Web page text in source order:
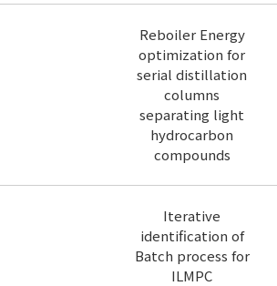
Reboiler Energy
optimization for
serial distillation
columns
separating light
hydrocarbon
compounds
Iterative
identification of
Batch process for
ILMPC